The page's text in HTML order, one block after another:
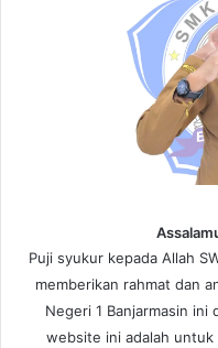
Puji syukur kepada Allah
memberikan rahmat dan
Negeri 1 Banjarmasin
website ini adalah